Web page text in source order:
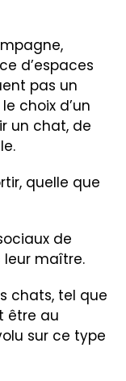
d’espaces
pas un
choix d’un
un chat, de
quelle que
de
maître.
chats, tel que
être au
sur ce type